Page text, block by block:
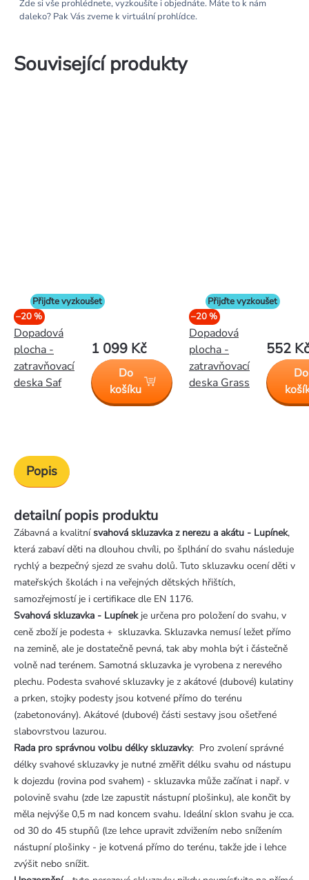
Zde si vše prohlédnete, vyzkoušíte i objednáte. Máte to k nám
daleko? Pak Vás zveme k virtuální prohlídce.
Související produkty
Přijďte vyzkoušet
–20 %
Dopadová
plocha -
zatravňovací
deska Saf
1 099 Kč
Do
košíku
Přijďte vyzkoušet
–20 %
Dopadová
plocha -
zatravňovací
deska Grass
552 Kč
Do
Popis
detailní popis produktu
Zábavná a kvalitnísvahová skluzavka z nerezu a akátu - Lupínek,
která zabaví děti na dlouhou chvíli, po šplhání do svahu následuje
rychlý a bezpečný sjezd ze svahu dolů. Tuto skluzavku ocení děti v
mateřských školách i na veřejných dětských hřištích,
samozřejmostí je i certifikace dle EN 1176.
Svahová skluzavka - Lupínekje určena pro položení do svahu, v
ceně zboží je podesta + skluzavka. Skluzavka nemusí ležet přímo
na zemině, ale je dostatečně pevná, tak aby mohla být i částečně
volně nad terénem. Samotná skluzavka je vyrobena z nerevého
plechu. Podesta svahové skluzavky je z akátové (dubové) kulatiny
a prken, stojky podesty jsou kotvené přímo do terénu
(zabetonovány). Akátové (dubové) části sestavy jsou ošetřené
slabovrstvou lazurou.
Rada pro správnou volbu délky skluzavky: Pro zvolení správné
délky svahové skluzavky je nutné změřit délku svahu od nástupu
k dojezdu (rovina pod svahem) - skluzavka může začínat i např. v
polovině svahu (zde lze zapustit nástupní plošinku), ale končit by
měla nejvýše 0,5 m nad koncem svahu. Ideální sklon svahu je cca.
od 30 do 45 stupňů (lze lehce upravit zdvižením nebo snížením
nástupní plošinky - je kotvená přímo do terénu, takže jde i lehce
zvýšit nebo snížit.